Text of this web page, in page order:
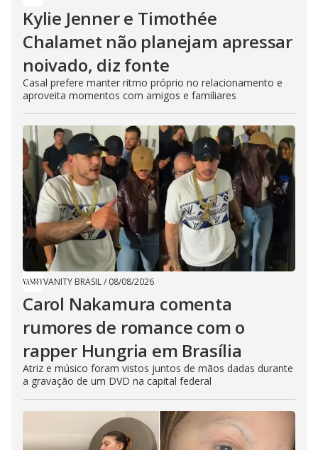
Kylie Jenner e Timothée
Chalamet não planejam apressar
noivado, diz fonte
Casal prefere manter ritmo próprio no relacionamento e
aproveita momentos com amigos e familiares
VANITY BRASIL/ 08/08/2026
Carol Nakamura comenta
rumores de romance com o
rapper Hungria em Brasília
Atriz e músico foram vistos juntos de mãos dadas durante
a gravação de um DVD na capital federal